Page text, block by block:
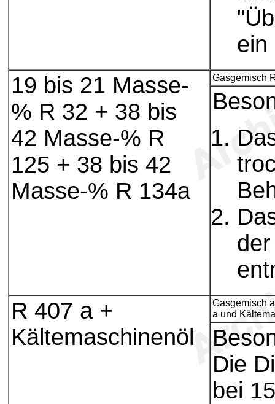
ein
19 bis 21 Masse-
% R 32 + 38 bis
42 Masse-% R
125 + 38 bis 42
Masse-% R 134a
Gasgemisch
R 407 a +
Kältemaschinenöl
Gasgemisch
a und
Die
bei